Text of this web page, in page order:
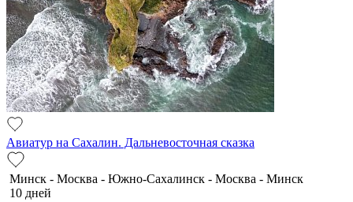
Авиатур на Сахалин. Дальневосточная сказка
Минск - Москва - Южно-Сахалинск - Москва - Минск
10 дней